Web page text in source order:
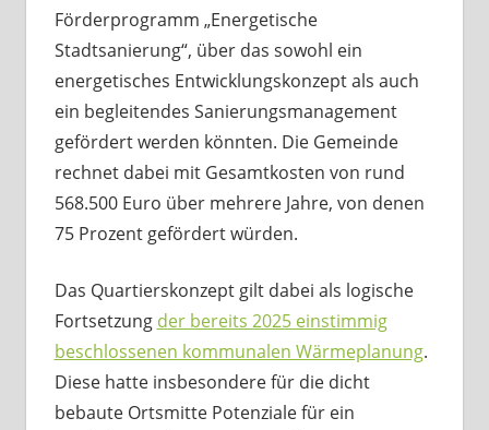
Förderprogramm „Energetische
Stadtsanierung“, über das sowohl ein
energetisches Entwicklungskonzept als auch
ein begleitendes Sanierungsmanagement
gefördert werden könnten. Die Gemeinde
rechnet dabei mit Gesamtkosten von rund
568.500 Euro über mehrere Jahre, von denen
75 Prozent gefördert würden.
Das Quartierskonzept gilt dabei als logische
Fortsetzung der bereits 2025 einstimmig
beschlossenen kommunalen Wärmeplanung.
Diese hatte insbesondere für die dicht
bebaute Ortsmitte Potenziale für ein